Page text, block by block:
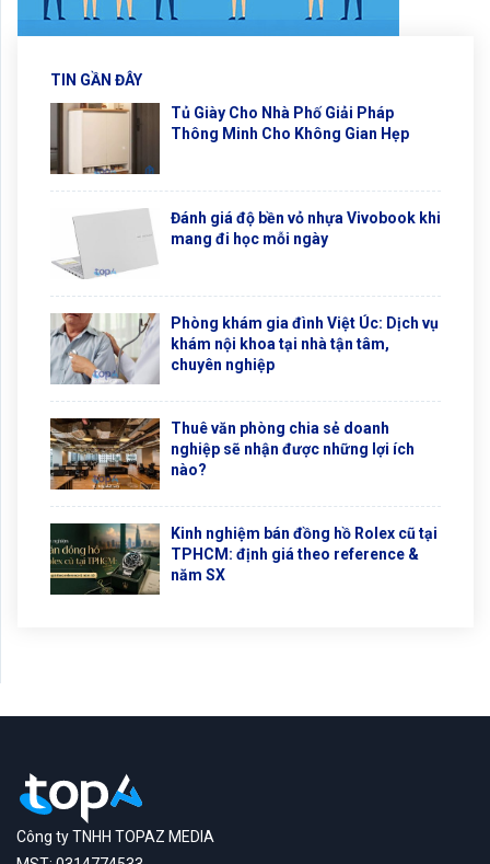
TIN GẦN ĐÂY
Tủ Giày Cho Nhà Phố Giải Pháp
Thông Minh Cho Không Gian Hẹp
Đánh giá độ bền vỏ nhựa Vivobook khi
mang đi học mỗi ngày
Phòng khám gia đình Việt Úc: Dịch vụ
khám nội khoa tại nhà tận tâm,
chuyên nghiệp
Thuê văn phòng chia sẻ doanh
nghiệp sẽ nhận được những lợi ích
nào?
Kinh nghiệm bán đồng hồ Rolex cũ tại
TPHCM: định giá theo reference &
năm SX
Công ty TNHH TOPAZ MEDIA